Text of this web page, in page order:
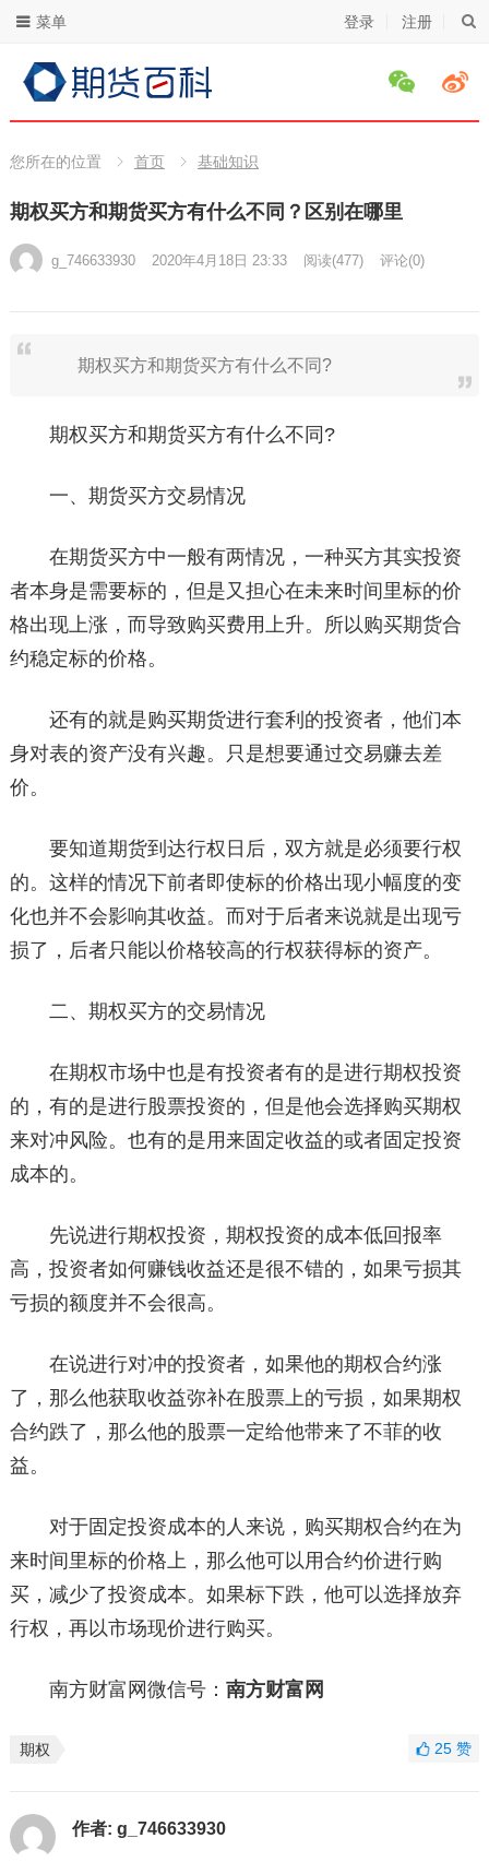
登录 注册
菜单
您所在的位置 首页 基础知识
期权买方和期货买方有什么不同？区别在哪里
g_746633930 2020年4月18日 23:33 阅读(477) 评论(0)
期权买方和期货买方有什么不同?
期权买方和期货买方有什么不同?
一、期货买方交易情况
在期货买方中一般有两情况，一种买方其实投资
者本身是需要标的，但是又担心在未来时间里标的价
格出现上涨，而导致购买费用上升。所以购买期货合
约稳定标的价格。
还有的就是购买期货进行套利的投资者，他们本
身对表的资产没有兴趣。只是想要通过交易赚去差
价。
要知道期货到达行权日后，双方就是必须要行权
的。这样的情况下前者即使标的价格出现小幅度的变
化也并不会影响其收益。而对于后者来说就是出现亏
损了，后者只能以价格较高的行权获得标的资产。
二、期权买方的交易情况
在期权市场中也是有投资者有的是进行期权投资
的，有的是进行股票投资的，但是他会选择购买期权
来对冲风险。也有的是用来固定收益的或者固定投资
成本的。
先说进行期权投资，期权投资的成本低回报率
高，投资者如何赚钱收益还是很不错的，如果亏损其
亏损的额度并不会很高。
在说进行对冲的投资者，如果他的期权合约涨
了，那么他获取收益弥补在股票上的亏损，如果期权
合约跌了，那么他的股票一定给他带来了不菲的收
益。
对于固定投资成本的人来说，购买期权合约在为
来时间里标的价格上，那么他可以用合约价进行购
买，减少了投资成本。如果标下跌，他可以选择放弃
行权，再以市场现价进行购买。
南方财富网微信号： 南方财富网
期权 25赞
作者: g_746633930